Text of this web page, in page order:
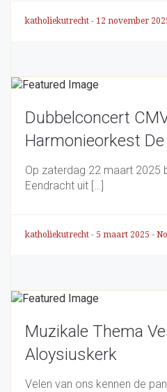
katholiekutrecht - 12 november
Dubbelconcert
Harmonieorkest De
Op zaterdag 22 maart 2025
Eendracht uit […]
katholiekutrecht - 5 maart 2025 -
Muzikale Thema
Aloysiuskerk
Velen van ons kennen de